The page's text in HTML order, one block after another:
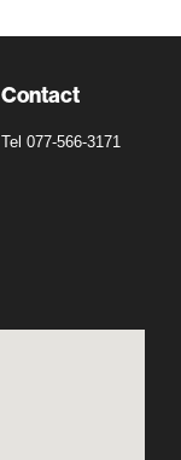
Contact
Tel 077-566-3171